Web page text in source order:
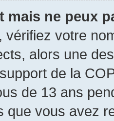
mais ne peux
vérifiez votre
alors une
de la
de 13 ans
que vous avez